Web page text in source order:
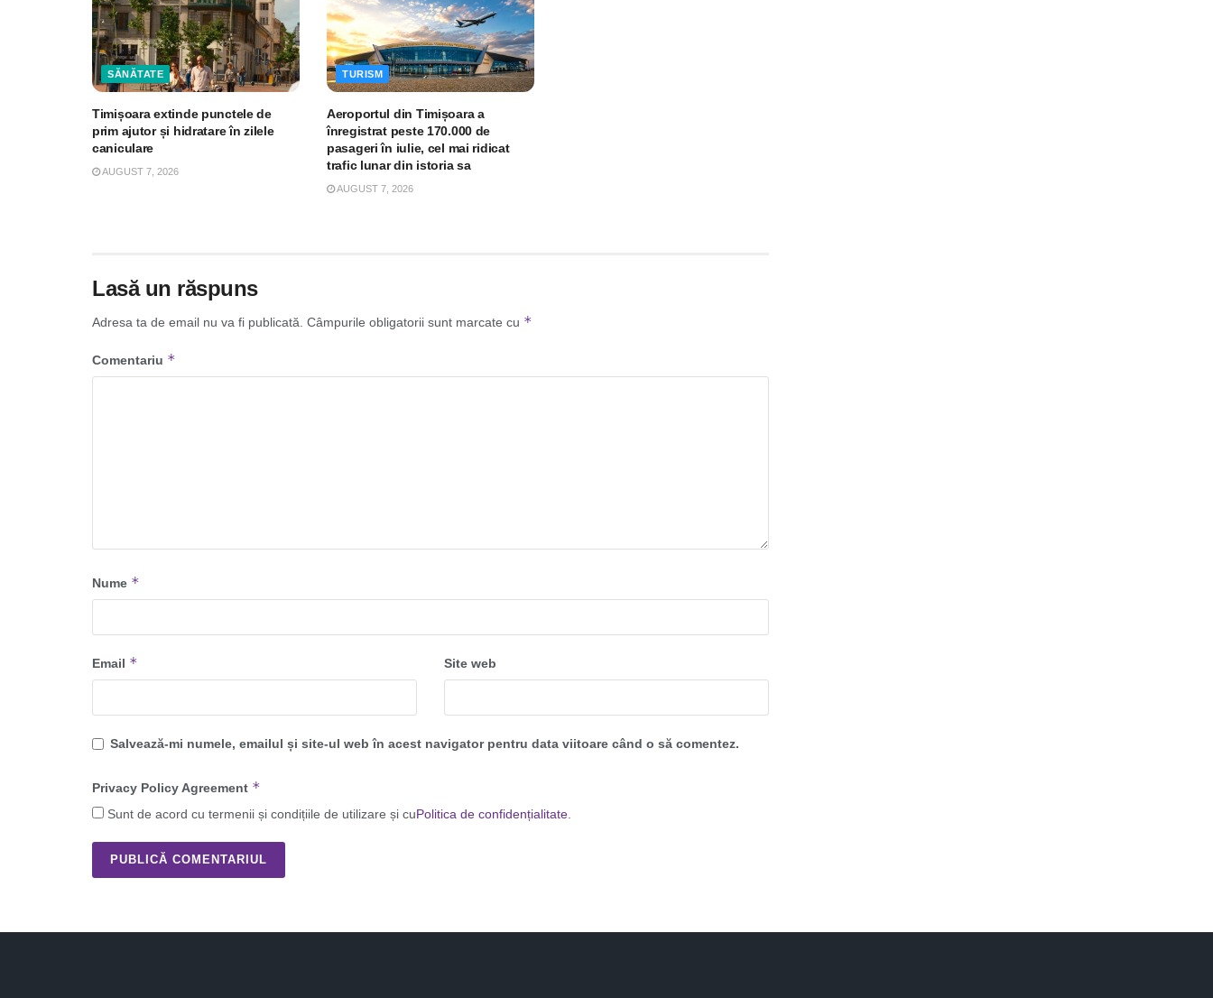
SĂNĂTATE
Timișoara extinde punctele de
prim ajutor și hidratare în zilele
caniculare
AUGUST 7, 2026
TURISM
Aeroportul din Timișoara a
înregistrat peste 170.000 de
pasageri în iulie, cel mai ridicat
trafic lunar din istoria sa
AUGUST 7, 2026
Lasă un răspuns
Adresa ta de email nu va fi publicată. Câmpurile obligatorii sunt marcate cu *
Comentariu *
Nume *
Email * Site web
Salvează-mi numele, emailul și site-ul web în acest navigator pentru data viitoare când o să comentez.
Privacy Policy Agreement *
Sunt de acord cu termenii și condițiile de utilizare și cuPolitica de confidențialitate.